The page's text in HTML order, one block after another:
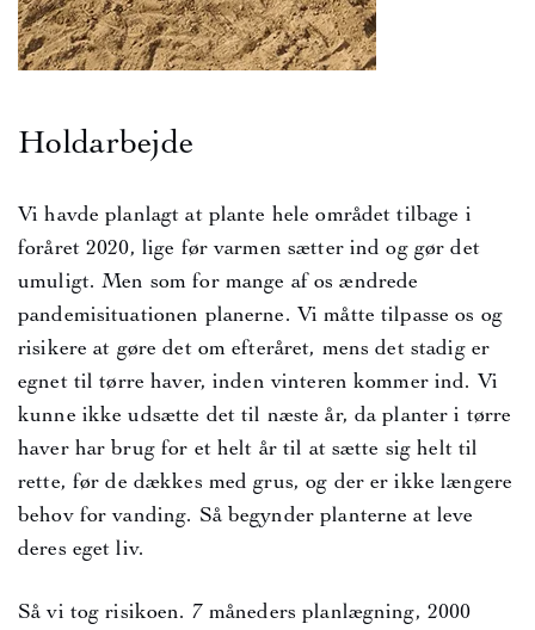
Holdarbejde
Vi havde planlagt at plante hele området tilbage i
foråret 2020, lige før varmen sætter ind og gør det
umuligt. Men som for mange af os ændrede
pandemisituationen planerne. Vi måtte tilpasse os og
risikere at gøre det om efteråret, mens det stadig er
egnet til tørre haver, inden vinteren kommer ind. Vi
kunne ikke udsætte det til næste år, da planter i tørre
haver har brug for et helt år til at sætte sig helt til
rette, før de dækkes med grus, og der er ikke længere
behov for vanding. Så begynder planterne at leve
deres eget liv.
Så vi tog risikoen. 7 måneders planlægning, 2000